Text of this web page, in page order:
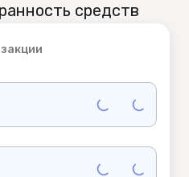
средств